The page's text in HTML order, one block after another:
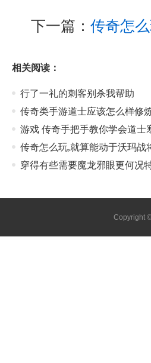
下一篇： 传奇怎
相关阅读：
行了一礼的刺客别杀我帮助
传奇类手游道士应该怎么样修
游戏 传奇手把手教你学会道士
传奇怎么玩,就算能动于沃玛战
穿得有些需要魔龙邪眼更何况
Copyright